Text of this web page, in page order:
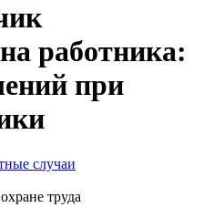
работника:
при
случаи
труда